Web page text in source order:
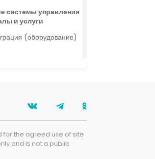
системы управления
и услуги
(оборудование)
for the agreed use of site
and is not a public